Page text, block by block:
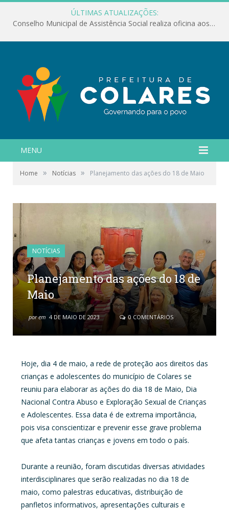
ÚLTIMAS ATUALIZAÇÕES:
Conselho Municipal de Assistência Social realiza oficina aos servidores
MENU
Home » Notícias » Planejamento das ações do 18 de Maio
NOTÍCIAS
Planejamento das ações do 18 de
Maio
porem 4 DE MAIO DE 2023 0 COMENTÁRIOS
Hoje, dia 4 de maio, a rede de proteção aos direitos das
crianças e adolescentes do município de Colares se
reuniu para elaborar as ações do dia 18 de Maio, Dia
Nacional Contra Abuso e Exploração Sexual de Crianças
e Adolescentes. Essa data é de extrema importância,
pois visa conscientizar e prevenir esse grave problema
que afeta tantas crianças e jovens em todo o país.
Durante a reunião, foram discutidas diversas atividades
interdisciplinares que serão realizadas no dia 18 de
maio, como palestras educativas, distribuição de
panfletos informativos, apresentações culturais e